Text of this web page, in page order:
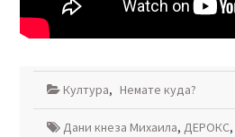
Култура, Немате куда?
Дани кнеза Михаила, ДЕРОКС,